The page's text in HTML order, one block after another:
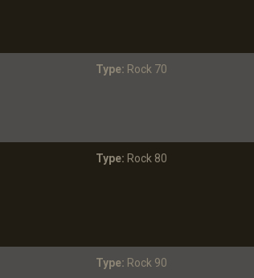
Type: Rock 70
Type: Rock 80
Type: Rock 90